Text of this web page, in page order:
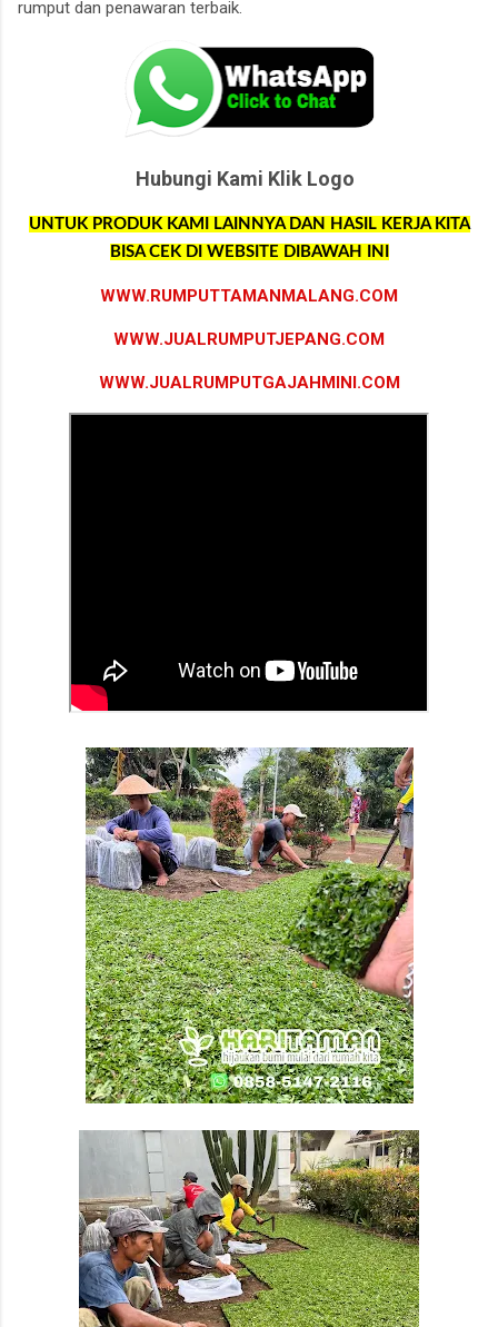
rumput dan penawaran terbaik.
Hubungi Kami Klik Logo
UNTUK PRODUK KAMI LAINNYA DAN HASIL KERJA KITA
BISA CEK DI WEBSITE DIBAWAH INI
WWW.RUMPUTTAMANMALANG.COM
WWW.JUALRUMPUTJEPANG.COM
WWW.JUALRUMPUTGAJAHMINI.COM